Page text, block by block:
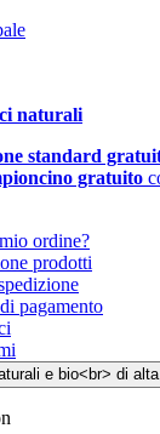
naturali
standard
gratuito
ordine?
prodotti
pagamento